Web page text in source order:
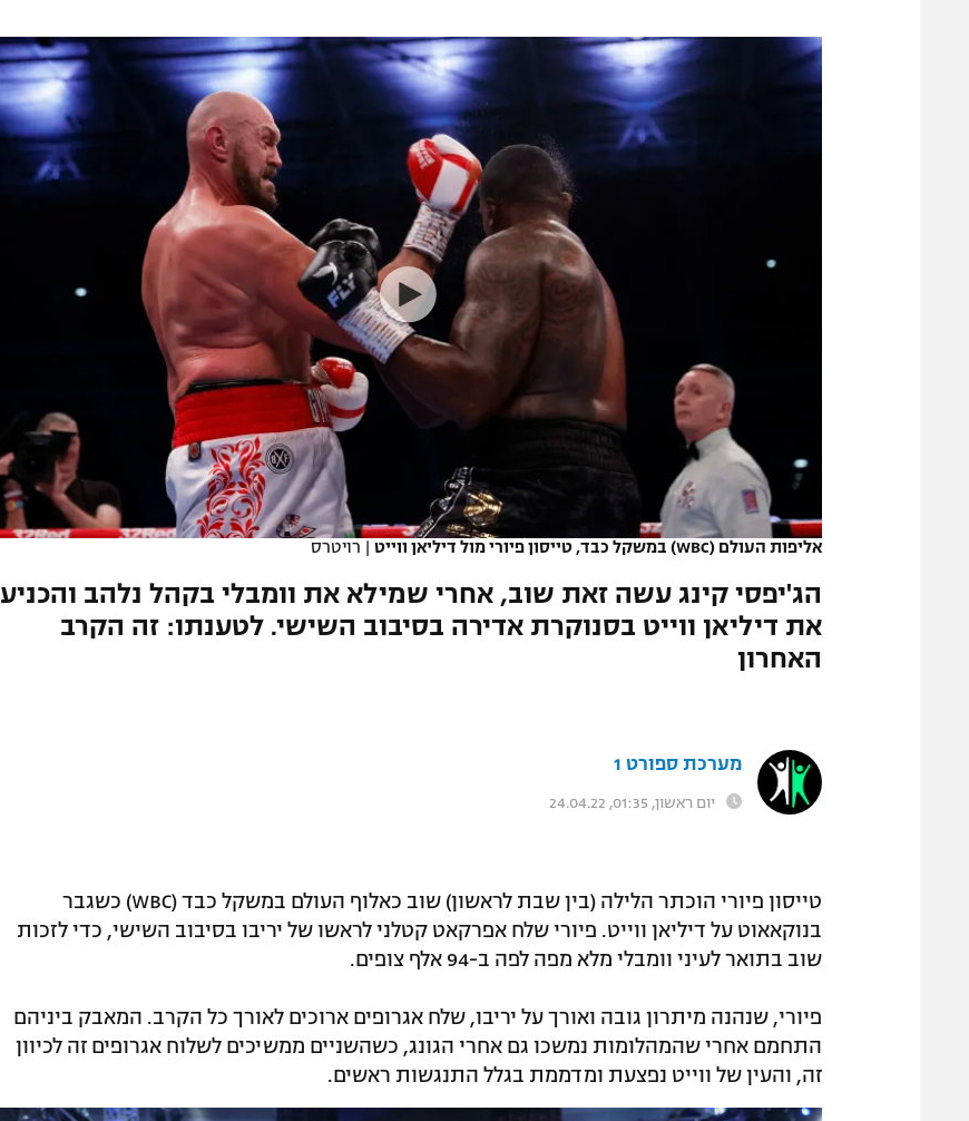
תקנון משתתפים וזוכים בפרסים
תקנון עבור פעילות אלקטרה
תקנון עבור פעילות ספורט 1 – "מרלן"
רשיון להקרנה פומבית לבית עסק
הצטרפות לחבילת הערוצים
לוח דרושים – ג'ובנט
הפועל תל אביב
הפועל חיפה
הפועל באר שבע
מכבי נתניה
בני יהודה
ליגה סינית
ליגה ברזילאית
ליגות נוספות
אליפות העולם (WBC) במשקל כבד, טייסון פיורי מול דיליאן ווייט | רויטרס
הג'יפסי קינג עשה זאת שוב, אחרי שמילא את וומבלי בקהל נלהב והכניע
את דיליאן ווייט בסנוקרת אדירה בסיבוב השישי. לטענתו: זה הקרב
האחרון
מערכת ספורט 1
יום ראשון, 01:35, 24.04.22
טייסון פיורי הוכתר הלילה (בין שבת לראשון) שוב כאלוף העולם במשקל כבד (WBC) כשגבר
בנוקאאוט על דיליאן ווייט. פיורי שלח אפרקאט קטלני לראשו של יריבו בסיבוב השישי, כדי לזכות
שוב בתואר לעיני וומבלי מלא מפה לפה ב-94 אלף צופים.
פיורי, שנהנה מיתרון גובה ואורך על יריבו, שלח אגרופים ארוכים לאורך כל הקרב. המאבק ביניהם
התחמם אחרי שהמהלומות נמשכו גם אחרי הגונג, כשהשניים ממשיכים לשלוח אגרופים זה לכיוון
זה, והעין של ווייט נפצעת ומדממת בגלל התנגשות ראשים.